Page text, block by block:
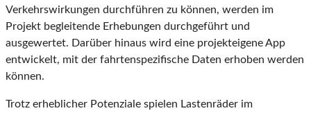
Verkehrswirkungen durchführen zu können, werden im
Projekt begleitende Erhebungen durchgeführt und
ausgewertet. Darüber hinaus wird eine projekteigene App
entwickelt, mit der fahrtenspezifische Daten erhoben werden
können.
Trotz erheblicher Potenziale spielen Lastenräder im